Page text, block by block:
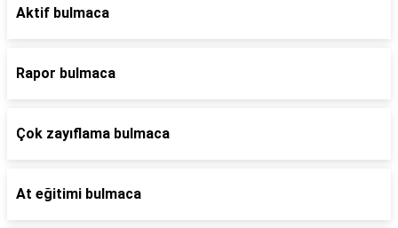
Aktif bulmaca
Rapor bulmaca
Çok zayıflama bulmaca
At eğitimi bulmaca